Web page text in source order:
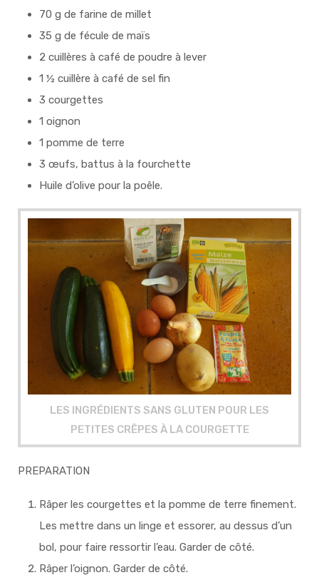
70 g de farine de millet
35 g de fécule de maïs
2 cuillères à café de poudre à lever
1 ½ cuillère à café de sel fin
3 courgettes
1 oignon
1 pomme de terre
3 œufs, battus à la fourchette
Huile d’olive pour la poêle.
LES INGRÉDIENTS SANS GLUTEN POUR LES
PETITES CRÊPES À LA COURGETTE
PREPARATION
Râper les courgettes et la pomme de terre finement.
Les mettre dans un linge et essorer, au dessus d’un
bol, pour faire ressortir l’eau. Garder de côté.
Râper l’oignon. Garder de côté.